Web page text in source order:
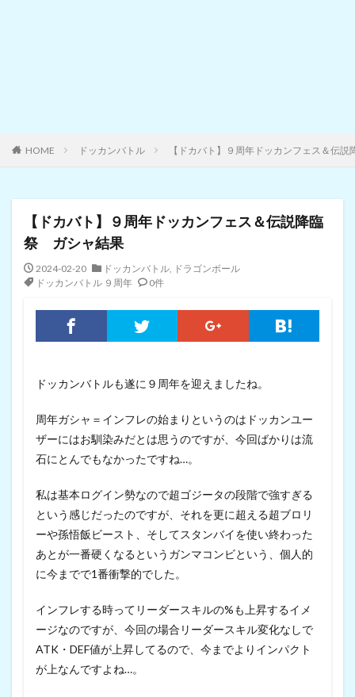
HOME ドッカンバトル 【ドカバト】９周年ドッカンフェス＆伝
【ドカバト】９周年ドッカンフェス＆伝説降臨
祭 ガシャ結果
2024-02-20 ドッカンバトル, ドラゴンボール
ドッカンバトル ９周年
0件
ドッカンバトルも遂に９周年を迎えましたね。
周年ガシャ＝インフレの始まりというのはドッカンユー
ザーにはお馴染みだとは思うのですが、今回ばかりは流
石にとんでもなかったですね…。
私は基本ログイン勢なので超ゴジータの段階で強すぎる
という感じだったのですが、それを更に超える超ブロリ
ーや孫悟飯ビースト、そしてスタンバイを使い終わった
あとが一番硬くなるというガンマコンビという、個人的
に今までで1番衝撃的でした。
インフレする時ってリーダースキルの%も上昇するイメ
ージなのですが、今回の場合リーダースキル変化なしで
ATK・DEF値が上昇してるので、今までよりインパクト
が上なんですよね…。